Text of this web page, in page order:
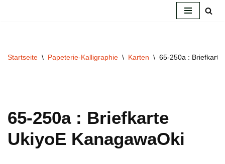
Startseite \ Papeterie-Kalligraphie \ Karten \ 65-250a : Briefkarte
65-250a : Briefkarte
UkiyoE KanagawaOki